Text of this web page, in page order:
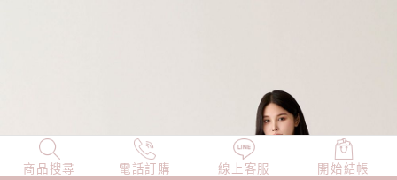
商品搜尋 電話訂購 線上客服 開始結帳
NEW 店長精選 TOP100 小編穿搭